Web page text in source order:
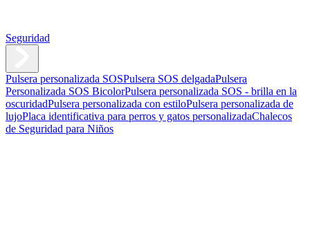
Seguridad
Pulsera personalizada SOSPulsera SOS delgadaPulsera
Personalizada SOS BicolorPulsera personalizada SOS - brilla en la
oscuridadPulsera personalizada con estiloPulsera personalizada de
lujoPlaca identificativa para perros y gatos personalizadaChalecos
de Seguridad para Niños